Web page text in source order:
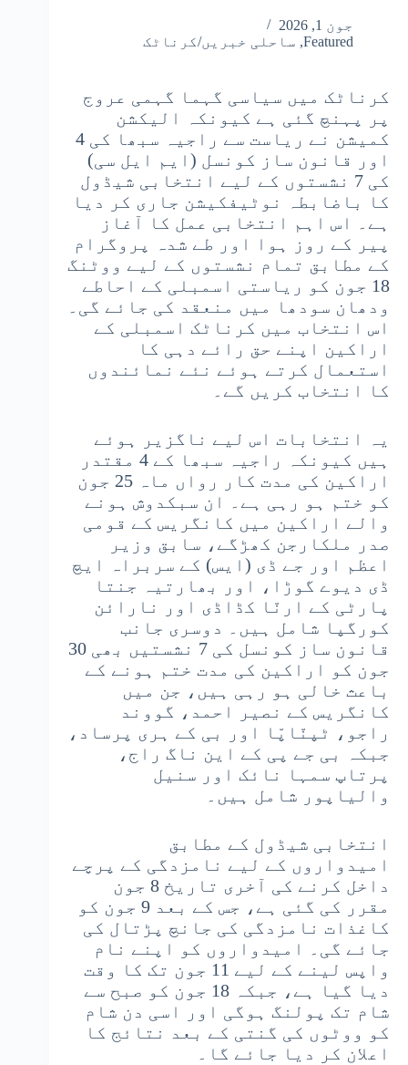
جون 1, 2026
Featured
, ساحلی خبریں/کرناٹک
کرناٹک میں سیاسی گہما گہمی عروج
پر پہنچ گئی ہے کیونکہ الیکشن
کمیشن نے ریاست سے راجیہ سبھا کی 4
اور قانون ساز کونسل (ایم ایل سی)
کی 7 نشستوں کے لیے انتخابی شیڈول
کا باضابطہ نوٹیفکیشن جاری کر دیا
ہے۔ اس اہم انتخابی عمل کا آغاز
پیر کے روز ہوا اور طے شدہ پروگرام
کے مطابق تمام نشستوں کے لیے ووٹنگ
18 جون کو ریاستی اسمبلی کے احاطے
ودھان سودھا میں منعقد کی جائے گی۔
اس انتخاب میں کرناٹک اسمبلی کے
اراکین اپنے حق رائے دہی کا
استعمال کرتے ہوئے نئے نمائندوں
کا انتخاب کریں گے۔
یہ انتخابات اس لیے ناگزیر ہوئے
ہیں کیونکہ راجیہ سبھا کے 4 مقتدر
اراکین کی مدت کار رواں ماہ 25 جون
کو ختم ہو رہی ہے۔ ان سبکدوش ہونے
والے اراکین میں کانگریس کے قومی
صدر ملکارجن کھڑگے، سابق وزیر
اعظم اور جے ڈی (ایس) کے سربراہ ایچ
ڈی دیوے گوڑا، اور بھارتیہ جنتا
پارٹی کے ارنّا کڈاڈی اور نارائن
کورگپا شامل ہیں۔ دوسری جانب
قانون ساز کونسل کی 7 نشستیں بھی 30
جون کو اراکین کی مدت ختم ہونے کے
باعث خالی ہو رہی ہیں، جن میں
کانگریس کے نصیر احمد، گووند
راجو، ٹپنّاپّا اور بی کے ہری پرساد،
جبکہ بی جے پی کے این ناگ راج،
پرتاپ سمہا نائک اور سنیل
والیاپور شامل ہیں۔
انتخابی شیڈول کے مطابق
امیدواروں کے لیے نامزدگی کے پرچے
داخل کرنے کی آخری تاریخ 8 جون
مقرر کی گئی ہے، جس کے بعد 9 جون کو
کاغذات نامزدگی کی جانچ پڑتال کی
جائے گی۔ امیدواروں کو اپنے نام
واپس لینے کے لیے 11 جون تک کا وقت
دیا گیا ہے، جبکہ 18 جون کو صبح سے
شام تک پولنگ ہوگی اور اسی دن شام
کو ووٹوں کی گنتی کے بعد نتائج کا
اعلان کر دیا جائے گا۔